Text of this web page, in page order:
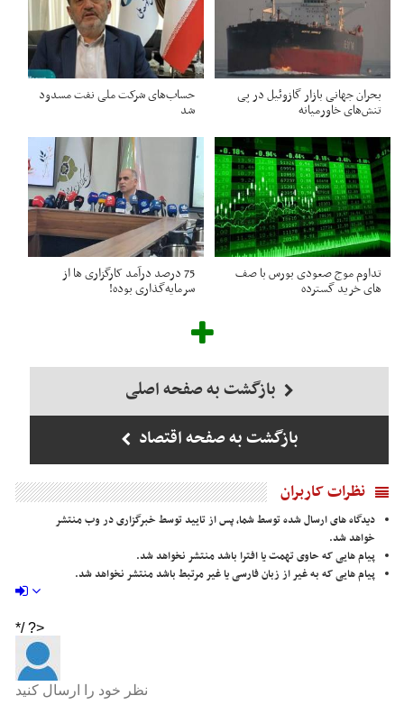
بحران جهانی بازار گازوئیل در پی
تنش‌های خاورمیانه
حساب‌های شرکت ملی نفت مسدود
شد
تداوم موج صعودی بورس با صف
های خرید گسترده
75 درصد درآمد کارگزاری ها از
سرمایه‌گذاری بوده!
بازگشت به صفحه اصلی
بازگشت به صفحه اقتصاد
نظرات کاربران
دیدگاه های ارسال شده توسط شما، پس از تایید توسط خبرگزاری در وب منتشر
خواهد شد.
پیام هایی که حاوی تهمت یا افترا باشد منتشر نخواهد شد.
پیام هایی که به غیر از زبان فارسی یا غیر مرتبط باشد منتشر نخواهد شد.